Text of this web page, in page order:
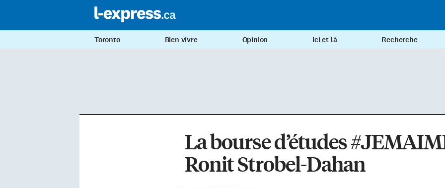
Toronto Bien vivre Opinion Ici et là Recherche
La bourse d’études
Ronit Strobel-Dahan